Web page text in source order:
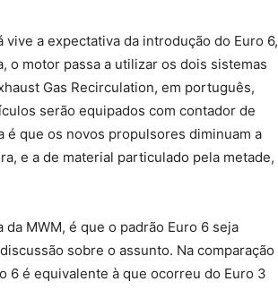
vive a expectativa da introdução do Euro 6,
o motor passa a utilizar os dois sistemas
Gas Recirculation, em português,
serão equipados com contador de
que os novos propulsores diminuam a
e a de material particulado pela metade,
MWM, é que o padrão Euro 6 seja
sobre o assunto. Na comparação
6 é equivalente à que ocorreu do Euro 3